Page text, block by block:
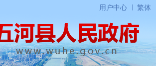
用户中心 繁体